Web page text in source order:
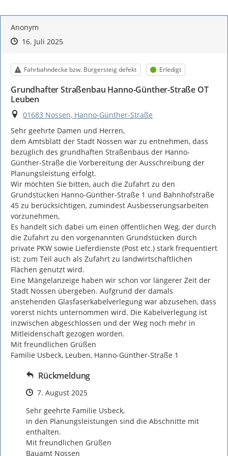
Anonym
Zeitpunkt des Erstellens
Zeitpunkt des Erstellens
16. Juli 2025Zur Äußerung
Kategorie
Fahrbahndecke bzw. Bürgersteig defekt Status
Erledigt
Grundhafter Straßenbau Hanno-Günther-Straße OT
Leuben
Ort
01683 Nossen, Hanno-Günther-Straße
Sehr geehrte Damen und Herren,
dem Amtsblatt der Stadt Nossen war zu entnehmen, dass
bezüglich des grundhaften Straßenbaus der Hanno-
Günther-Straße die Vorbereitung der Ausschreibung der
Planungsleistung erfolgt.
Wir möchten Sie bitten, auch die Zufahrt zu den
Grundstücken Hanno-Günther-Straße 1 und Bahnhofstraße
45 zu berücksichtigen, zumindest Ausbesserungsarbeiten
vorzunehmen,
Es handelt sich dabei um einen öffentlichen Weg, der durch
die Zufahrt zu den vorgenannten Grundstücken durch
private PKW sowie Lieferdienste (Post etc.) stark frequentiert
ist; zum Teil auch als Zufahrt zu landwirtschaftlichen
Flächen genutzt wird.
Eine Mängelanzeige haben wir schon vor längerer Zeit der
Stadt Nossen übergeben. Aufgrund der damals
anstehenden Glasfaserkabelverlegung war abzusehen, dass
vorerst nichts unternommen wird. Die Kabelverlegung ist
inzwischen abgeschlossen und der Weg noch mehr in
Mitleidenschaft gezogen worden.
Mit freundlichen Grüßen
Familie Usbeck, Leuben, Hanno-Günther-Straße 1
Rückmeldung
Zeitpunkt des Erstellens
7. August 2025
Sehr geehrte Familie Usbeck,
in den Planungsleistungen sind die Abschnitte mit
enthalten.
Mit freundlichen Grüßen
Bauamt Nossen